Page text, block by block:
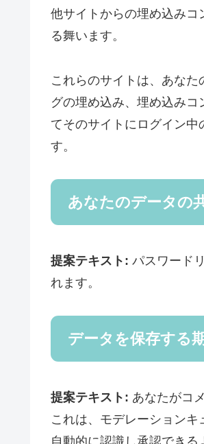
他サイトからの埋め込み
る舞います。
これらのサイトは、あな
グの埋め込み、埋め込み
てそのサイトにログイン中
す。
あなたのデータの
提案テキスト: パスワード
れます。
データを保存する
提案テキスト: あなたがコ
これは、モデレーション
自動的に認識し承認できる